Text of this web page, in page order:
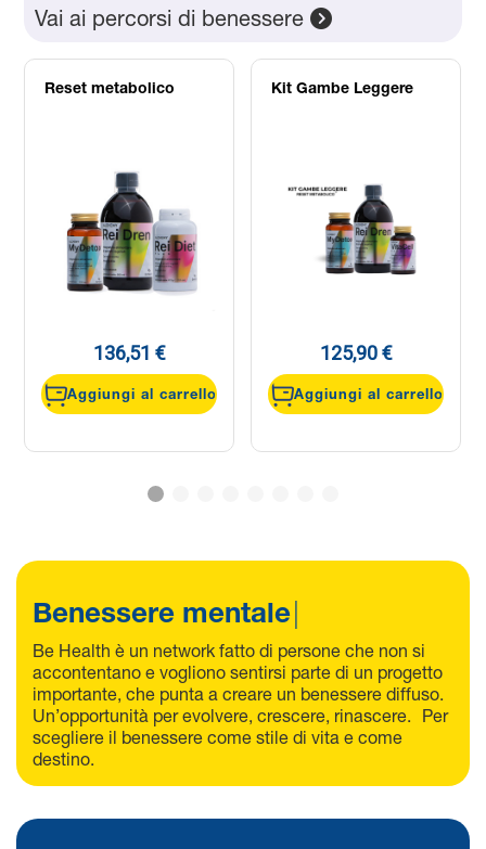
Vai ai percorsi di benessere
Reset metabolico
136,51 €
Aggiungi al carrello
Kit Gambe Leggere
125,90 €
Aggiungi al carrello
Benessere mentale|
Be Health è un network fatto di persone che non si
accontentano e vogliono sentirsi parte di un progetto
importante, che punta a creare un benessere diffuso.
Un’opportunità per evolvere, crescere, rinascere. Per
scegliere il benessere come stile di vita e come
destino.